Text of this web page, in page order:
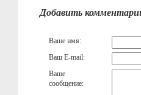
Добавить
Ваше имя:
Ваш E-mail:
Ваше
сообщение: